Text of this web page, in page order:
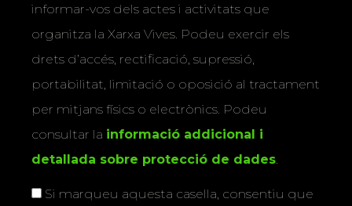
informar-vos dels actes i activitats que
organitza la Xarxa Vives. Podeu exercir els
drets d’accés, rectificació, supressió,
portabilitat, limitació o oposició al tractament
per mitjans físics o electrònics. Podeu
consultar la informació addicional i
detallada sobre protecció de dades.
Si marqueu aquesta casella, consentiu que